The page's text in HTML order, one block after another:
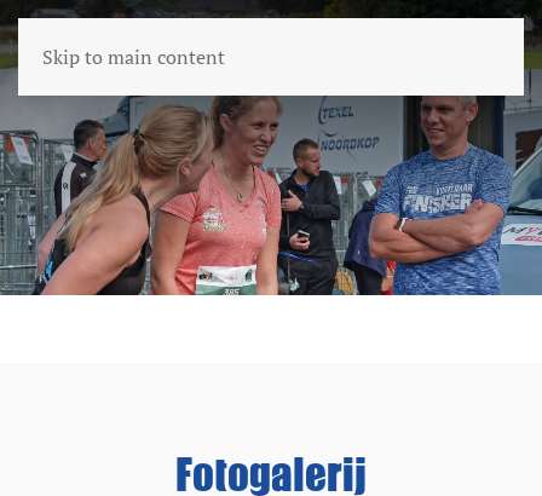
Skip to main content
Fotogalerij